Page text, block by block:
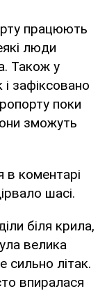
працюють
люди
Також у
зафіксовано
поки
зможуть
в коментарі
шасі.
біля крила,
велика
сильно літак.
впиралася